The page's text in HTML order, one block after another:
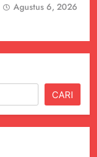
Agustus 6, 2026
CARI